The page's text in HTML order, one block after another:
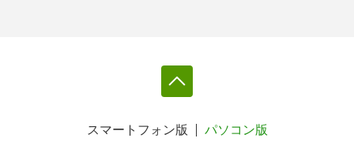
スマートフォン版 パソコン版